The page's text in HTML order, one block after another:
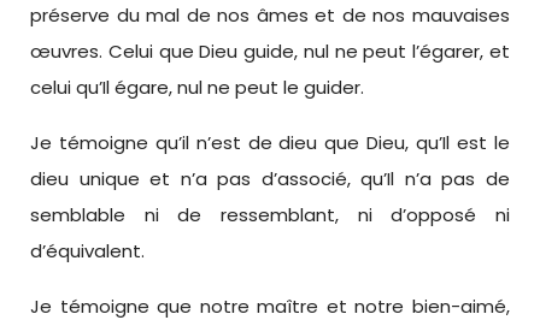
préserve du mal de nos âmes et de nos mauvaises
œuvres. Celui que Dieu guide, nul ne peut l’égarer, et
celui qu’Il égare, nul ne peut le guider.
Je témoigne qu’il n’est de dieu que Dieu, qu’Il est le
dieu unique et n’a pas d’associé, qu’Il n’a pas de
semblable ni de ressemblant, ni d’opposé ni
d’équivalent.
Je témoigne que notre maître et notre bien-aimé,